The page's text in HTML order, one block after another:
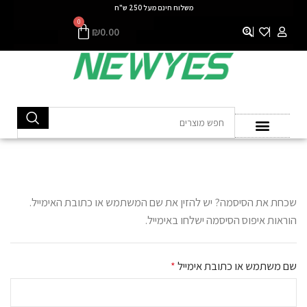
משלוח חינם מעל 250 ש"ח
₪0.00
0
שכחת את הסיסמה? יש להזין את שם המשתמש או כתובת האימייל.
הוראות איפוס הסיסמה ישלחו באימייל.
שם משתמש או כתובת אימייל*